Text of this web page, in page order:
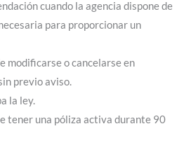
cuando la agencia dispone de
para proporcionar un
modificarse o cancelarse en
previo aviso.
la ley.
tener una póliza activa durante 90